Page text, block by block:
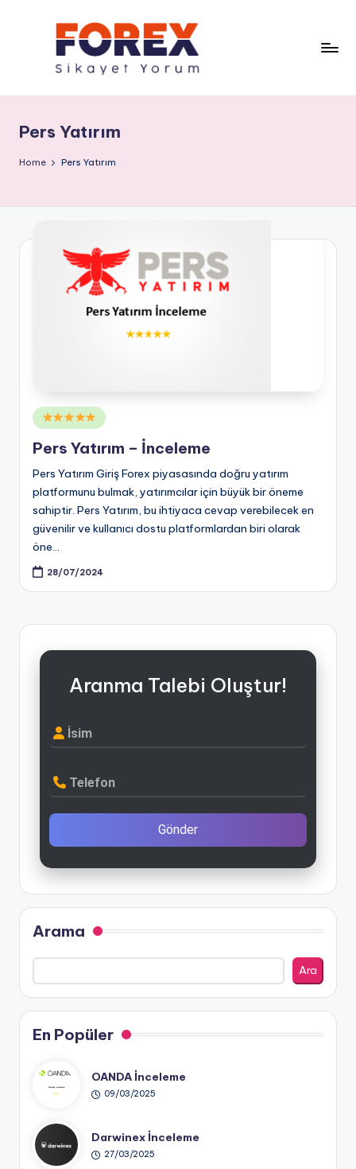
Pers Yatırım
Home Pers Yatırım
Posted
in
Pers Yatırım – İnceleme
Pers Yatırım Giriş Forex piyasasında doğru yatırım
platformunu bulmak, yatırımcılar için büyük bir öneme
sahiptir. Pers Yatırım, bu ihtiyaca cevap verebilecek en
güvenilir ve kullanıcı dostu platformlardan biri olarak
öne…
28/07/2024
Aranma Talebi Oluştur!
İsim
Telefon
Gönder
Arama
Ara
En Popüler
OANDA İnceleme
09/03/2025
Darwinex İnceleme
27/03/2025